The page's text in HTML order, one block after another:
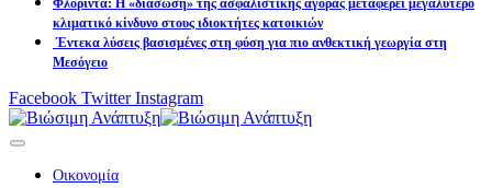
κλιματικό κίνδυνο στους ιδιοκτήτες κατοικιών
Έντεκα λύσεις βασισμένες στη φύση για πιο ανθεκτική γεωργία στη
Μεσόγειο
Facebook Twitter Instagram
Οικονομία